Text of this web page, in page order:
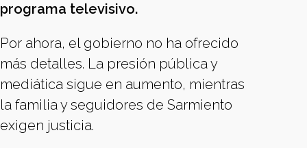
programa televisivo.
Por ahora, el gobierno no ha ofrecido
más detalles. La presión pública y
mediática sigue en aumento, mientras
la familia y seguidores de Sarmiento
exigen justicia.